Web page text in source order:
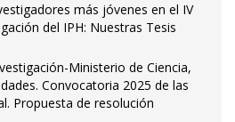
más jóvenes en el IV
del IPH: Nuestras Tesis
Ministerio de Ciencia,
Convocatoria 2025 de las
Propuesta de resolución